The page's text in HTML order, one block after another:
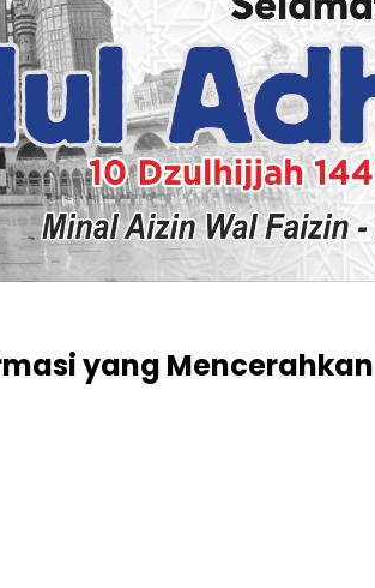
yang Mencerahkan